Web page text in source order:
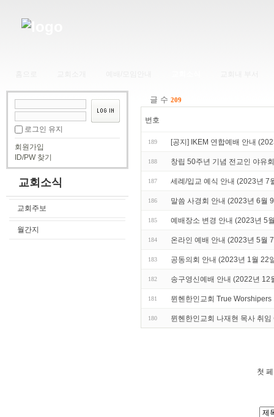
로그인 유지
회원가입
ID/PW 찾기
교회소식
교회주보
월간지
글 수 209
번호
189 [공지] IKEM 연합예배 안내
188 창립 50주년 기념 전교인 야유
187 세례/입교 예식 안내 (2023년 7
186 말씀 사경회 안내 (2023년 6월
185 예배장소 변경 안내 (2023년 5
184 온라인 예배 안내 (2023년 5월
183 공동의회 안내 (2023년 1월 22
182 송구영신예배 안내 (2022년 12
181 뮌헨한인교회 True
180 뮌헨한인교회 나재현 목사 취
첫